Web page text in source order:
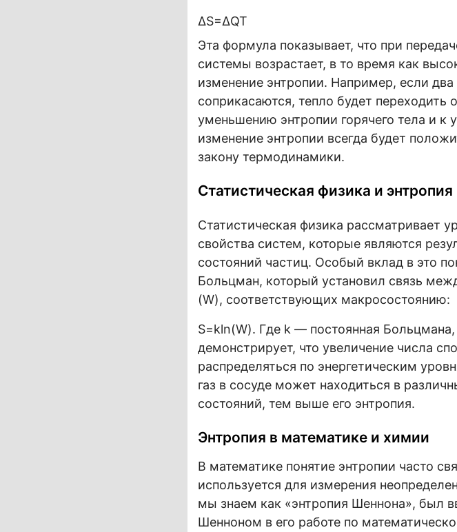
ΔS=ΔQT
Эта формула показывает, что при
системы возрастает, в то время как
изменение энтропии. Например, если
соприкасаются, тепло будет переходить
уменьшению энтропии горячего тела и
изменение энтропии всегда будет
закону термодинамики.
Статистическая физика и энтропия
Статистическая физика рассматривает
свойства систем, которые являются
состояний частиц. Особый вклад в это
Больцман, который установил связь
(W), соответствующих макросостоянию:
S=kln⁡(W). Где k — постоянная
демонстрирует, что увеличение числа
распределяться по энергетическим
газ в сосуде может находиться в
состояний, тем выше его энтропия.
Энтропия в математике и химии
В математике понятие энтропии часто
используется для измерения
мы знаем как «энтропия Шеннона», был
Шенноном в его работе по